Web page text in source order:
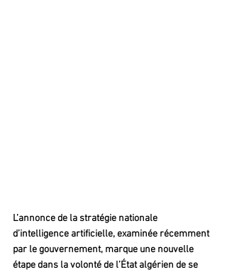
L’annonce de la stratégie nationale
d’intelligence artificielle, examinée récemment
par le gouvernement, marque une nouvelle
étape dans la volonté de l’État algérien de se